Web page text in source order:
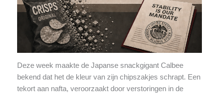
Deze week maakte de Japanse snackgigant Calbee
bekend dat het de kleur van zijn chipszakjes schrapt. Een
tekort aan nafta, veroorzaakt door verstoringen in de